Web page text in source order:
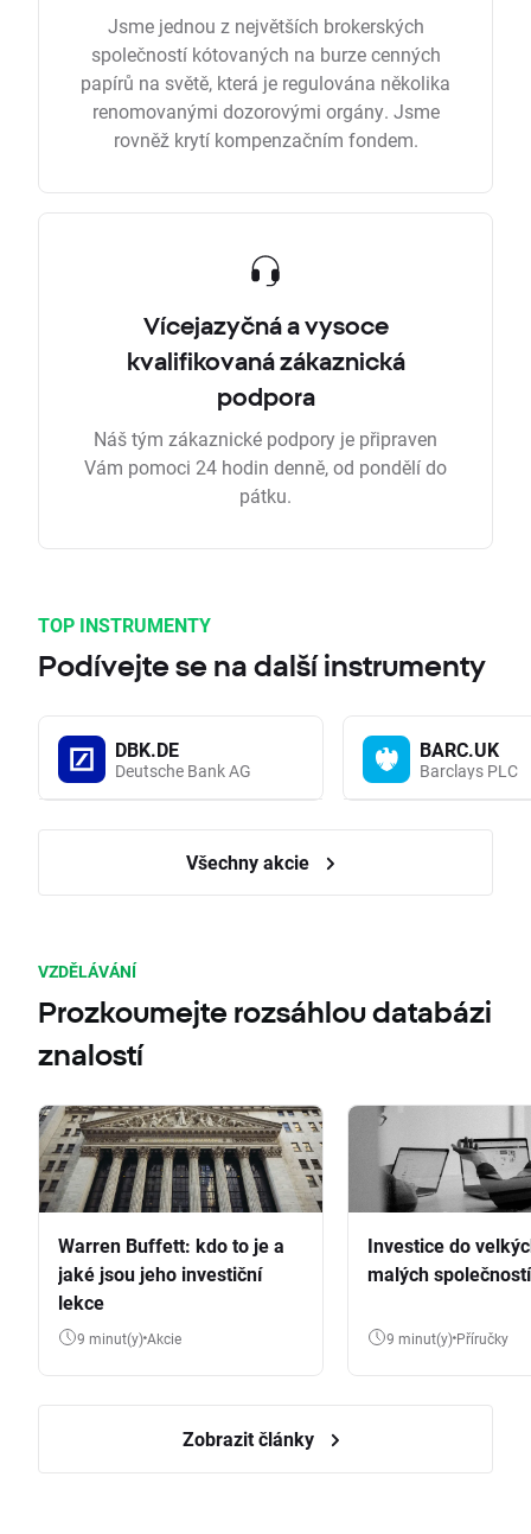
Jsme jednou z největších brokerských
společností kótovaných na burze cenných
papírů na světě, která je regulována několika
renomovanými dozorovými orgány. Jsme
rovněž krytí kompenzačním fondem.
Vícejazyčná a vysoce
kvalifikovaná zákaznická
podpora
Náš tým zákaznické podpory je připraven
Vám pomoci 24 hodin denně, od pondělí do
pátku.
TOP INSTRUMENTY
Podívejte se na další instrumenty
DBK.DE
Deutsche Bank AG
BARC.UK
Barclays PLC
Všechny akcie
VZDĚLÁVÁNÍ
Prozkoumejte rozsáhlou databázi
znalostí
Warren Buffett: kdo to je a
jaké jsou jeho investiční
lekce
9 minut(y) Akcie
Investice do
malých společností
9 minut(y) Příručky
Zobrazit články